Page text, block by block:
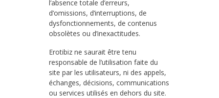
l’absence totale d’erreurs,
d’omissions, d’interruptions, de
dysfonctionnements, de contenus
obsolètes ou d’inexactitudes.
Erotibiz ne saurait être tenu
responsable de l’utilisation faite du
site par les utilisateurs, ni des appels,
échanges, décisions, communications
ou services utilisés en dehors du site.